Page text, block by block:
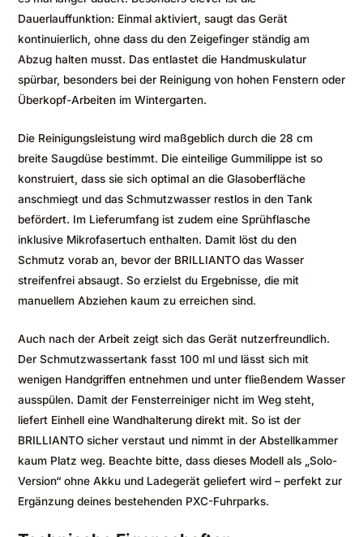
Dauerlauffunktion: Einmal aktiviert, saugt das Gerät
kontinuierlich, ohne dass du den Zeigefinger ständig am
Abzug halten musst. Das entlastet die Handmuskulatur
spürbar, besonders bei der Reinigung von hohen Fenstern oder
Überkopf-Arbeiten im Wintergarten.
Die Reinigungsleistung wird maßgeblich durch die 28 cm
breite Saugdüse bestimmt. Die einteilige Gummilippe ist so
konstruiert, dass sie sich optimal an die Glasoberfläche
anschmiegt und das Schmutzwasser restlos in den Tank
befördert. Im Lieferumfang ist zudem eine Sprühflasche
inklusive Mikrofasertuch enthalten. Damit löst du den
Schmutz vorab an, bevor der BRILLIANTO das Wasser
streifenfrei absaugt. So erzielst du Ergebnisse, die mit
manuellem Abziehen kaum zu erreichen sind.
Auch nach der Arbeit zeigt sich das Gerät nutzerfreundlich.
Der Schmutzwassertank fasst 100 ml und lässt sich mit
wenigen Handgriffen entnehmen und unter fließendem Wasser
ausspülen. Damit der Fensterreiniger nicht im Weg steht,
liefert Einhell eine Wandhalterung direkt mit. So ist der
BRILLIANTO sicher verstaut und nimmt in der Abstellkammer
kaum Platz weg. Beachte bitte, dass dieses Modell als „Solo-
Version“ ohne Akku und Ladegerät geliefert wird – perfekt zur
Ergänzung deines bestehenden PXC-Fuhrparks.